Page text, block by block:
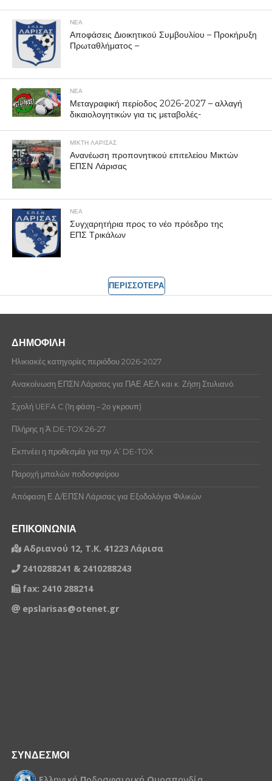
ΝΕΑ
Αποφάσεις Διοικητικού Συμβουλίου – Προκήρυξη
Πρωταθλήματος –
ΝΕΑ
Μεταγραφική περίοδος 2026-2027 – αλλαγή
δικαιολογητικών για τις μεταβολές-
ΜΙΚΤΗ ΛΑΡΙΣΑΣ
Ανανέωση προπονητικού επιτελείου Μικτών
ΕΠΣΝ Λάρισας
ΝΕΑ
Συγχαρητήρια προς το νέο πρόεδρο της
ΕΠΣ Τρικάλων
ΠΕΡΙΣΣΟΤΕΡΑ
ΔΗΜΟΦΙΛΗ
Ηλικιακές κατηγορίες περιόδου 2026-2027
Ανακοίνωση ΕΠΣΝ Λάρισας για ΠΑΕ ΑΕΛ και κ. Ζήση Στυλιανό.
Σχολή UEFA C (1η φάση – 2ο γκρουπ)
Πλήρης η Ά DE-TOX 26-27
Εκπνέει η προθεσμία για την A’ DE-TOX
Παροχή μπαλών ποδοσφαίρου
Απόφαση Ε.Δ/ΕΠΣΝ Λάρισας για Εξοδολόγια Φιλικών
ΕΠΙΚΟΙΝΩΝΙΑ
Αδριανού 12, Τ.Κ. 41223 Λάρισα
2410288241 & 2410288243
fax: 2410 288214
epslarisas@otenet.gr
ΣΥΝΔΕΣΜΟΙ